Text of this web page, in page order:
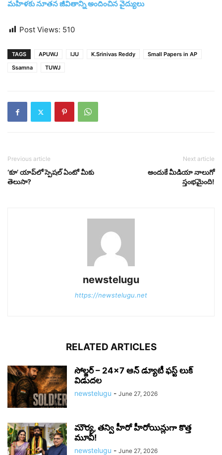
మహిళకు నూతన జీవితాన్ని అందించిన వైద్యులు
Post Views: 510
TAGS APUWJ IJU K.Srinivas Reddy
Small Papers in AP
Ssamna
TUWJ
Previous article
‘కూ’ యాప్‌లో స్పెష‌ల్ ఏంటో మీకు
తెలుసా?
Next article
అందుకే మీడియా నాలుగో
స్తంభ‌మైంది!
newstelugu
https://newstelugu.net
RELATED ARTICLES
సోల్జర్ – 24×7 ఆన్ డ్యూటీ ఫస్ట్ లుక్
విడుదల
newstelugu - June 27, 2026
మౌర్య‌, త‌న్వి హీరో హీరోయిన్లుగా కొత్త
మూవీ!
newstelugu - June 27, 2026